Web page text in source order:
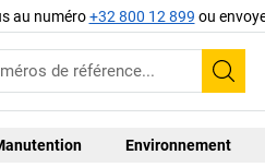
au numéro+32 800 12 899 ou
Environnement